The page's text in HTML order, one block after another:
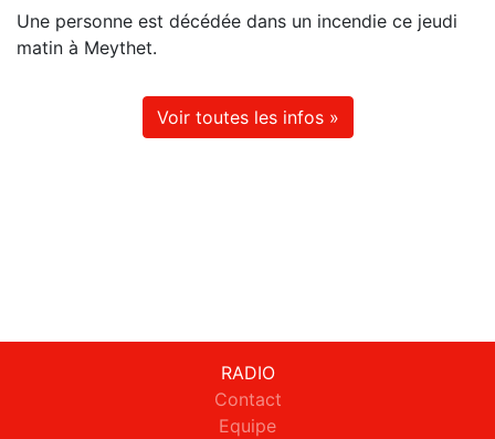
Une personne est décédée dans un incendie ce jeudi
matin à Meythet.
Voir toutes les infos »
RADIO
Contact
Equipe